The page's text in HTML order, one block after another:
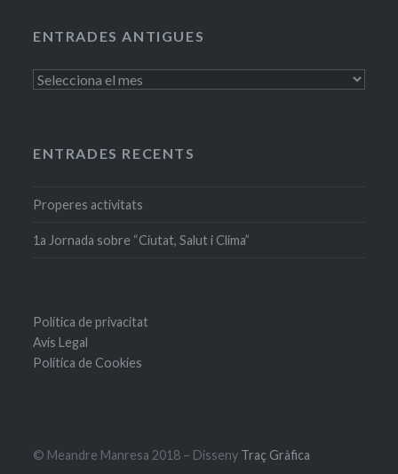
ENTRADES ANTIGUES
Entrades
ENTRADES RECENTS
Properes activitats
1a Jornada sobre “Ciutat, Salut i Clima”
Política de privacitat
Avís Legal
Política de Cookies
© Meandre Manresa 2018 – Disseny Traç Gràfica